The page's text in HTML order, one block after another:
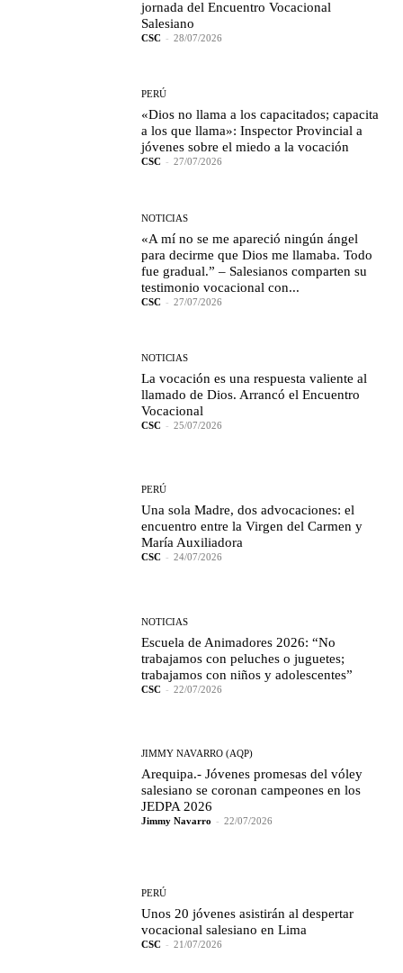
jornada del Encuentro Vocacional
Salesiano
CSC - 28/07/2026
PERÚ
«Dios no llama a los capacitados; capacita
a los que llama»: Inspector Provincial a
jóvenes sobre el miedo a la vocación
CSC - 27/07/2026
NOTICIAS
«A mí no se me apareció ningún ángel
para decirme que Dios me llamaba. Todo
fue gradual.” – Salesianos comparten su
testimonio vocacional con...
CSC - 27/07/2026
NOTICIAS
La vocación es una respuesta valiente al
llamado de Dios. Arrancó el Encuentro
Vocacional
CSC - 25/07/2026
PERÚ
Una sola Madre, dos advocaciones: el
encuentro entre la Virgen del Carmen y
María Auxiliadora
CSC - 24/07/2026
NOTICIAS
Escuela de Animadores 2026: “No
trabajamos con peluches o juguetes;
trabajamos con niños y adolescentes”
CSC - 22/07/2026
JIMMY NAVARRO (AQP)
Arequipa.- Jóvenes promesas del vóley
salesiano se coronan campeones en los
JEDPA 2026
Jimmy Navarro - 22/07/2026
PERÚ
Unos 20 jóvenes asistirán al despertar
vocacional salesiano en Lima
CSC - 21/07/2026